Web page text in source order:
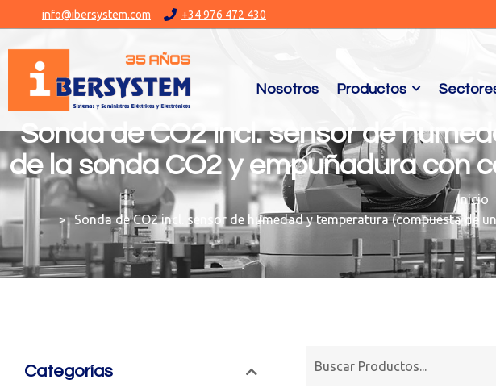
info@ibersystem.com +34 976 472 430
Nosotros Productos
Sonda de CO2 incl. sensor de
de la sonda CO2 y empuñadura con
You are here:
Sonda de CO2 incl. sensor de humedad y temperatura (compuesta de
Categorías